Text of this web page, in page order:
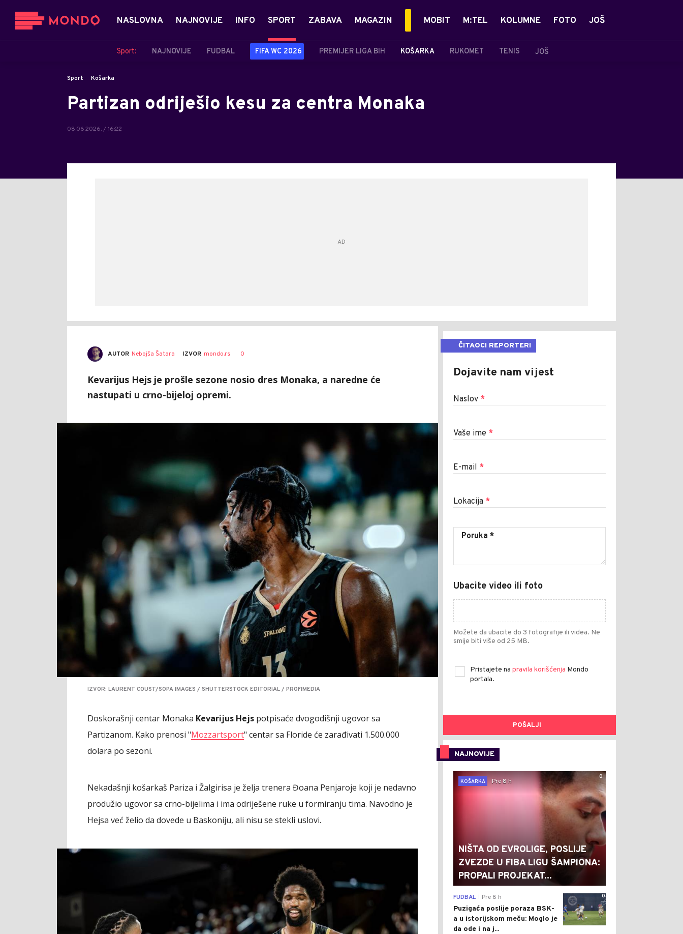
NASLOVNA NAJNOVIJE INFO SPORT
Sport: NAJNOVIJE FUDBAL FIFA WC 2026 PREMIJER LIGA BIH KOŠARKA RUKOMET TENIS JOŠ
ZABAVA MAGAZIN MOBIT M:TEL KOLUMNE FOTO JOŠ
Sport Košarka
Partizan odriješio kesu za centra Monaka
08.06.2026. / 16:22
AUTOR Nebojša Šatara IZVOR mondo.rs 0
Kevarijus Hejs je prošle sezone nosio dres Monaka, a naredne će
nastupati u crno-bijeloj opremi.
IZVOR: LAURENT COUST/SOPA IMAGES / SHUTTERSTOCK EDITORIAL / PROFIMEDIA
Doskorašnji centar Monaka Kevarijus Hejs potpisaće dvogodišnji ugovor sa
Partizanom. Kako prenosi "Mozzartsport" centar sa Floride će zarađivati 1.500.000
dolara po sezoni.
Nekadašnji košarkaš Pariza i Žalgirisa je želja trenera Đoana Penjaroje koji je nedavno
produžio ugovor sa crno-bijelima i ima odriješene ruke u formiranju tima. Navodno je
Hejsa već želio da dovede u Baskoniju, ali nisu se stekli uslovi.
ČITAOCI REPORTERI
Dojavite nam vijest
Naslov *
Vaše ime *
E-mail *
Lokacija *
Ubacite video ili foto
Možete da ubacite do 3 fotografije ili videa. Ne
smije biti više od 25 MB.
Pristajete na pravila korišćenja Mondo
portala.
POŠALJI
NAJNOVIJE
0
KOŠARKA
Pre 8 h
NIŠTA OD EVROLIGE, POSLIJE
ZVEZDE U FIBA LIGU ŠAMPIONA:
PROPALI PROJEKAT...
0
FUDBAL Pre 8 h
Puzigaća poslije poraza BSK-
a u istorijskom meču: Moglo je
da ode i na j...